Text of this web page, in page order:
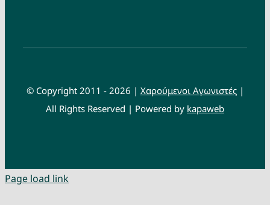
© Copyright 2011 - 2026 | Χαρούμενοι Αγωνιστές|
All Rights Reserved | Powered by kapaweb
Page load link